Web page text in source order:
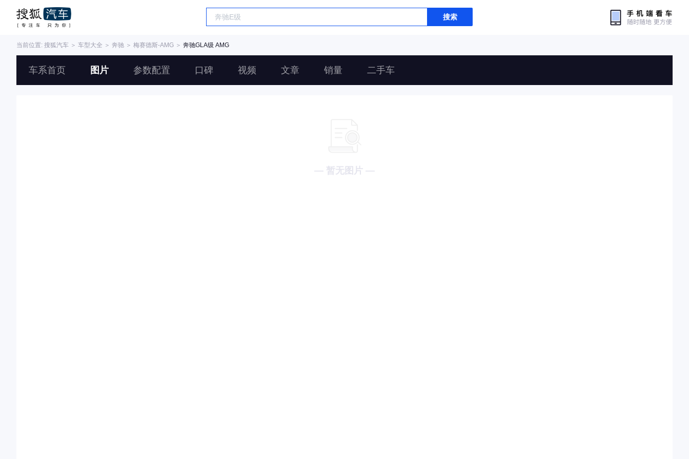
搜索
当前位置: 搜狐汽车 ＞ 车型大全 ＞ 奔驰 ＞ 梅赛德斯-AMG ＞ 奔驰GLA级 AMG
车系首页 图片 参数配置 口碑 视频 文章 销量 二手车
— 暂无图片 —